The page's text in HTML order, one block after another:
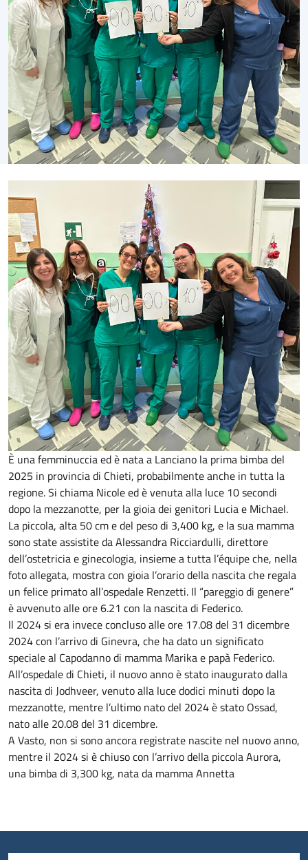
È una femminuccia ed è nata a Lanciano la prima bimba del
2025 in provincia di Chieti, probabilmente anche in tutta la
regione. Si chiama Nicole ed è venuta alla luce 10 secondi
dopo la mezzanotte, per la gioia dei genitori Lucia e Michael.
La piccola, alta 50 cm e del peso di 3,400 kg, e la sua mamma
sono state assistite da Alessandra Ricciardulli, direttore
dell’ostetricia e ginecologia, insieme a tutta l’équipe che, nella
foto allegata, mostra con gioia l’orario della nascita che regala
un felice primato all’ospedale Renzetti. Il “pareggio di genere”
è avvenuto alle ore 6.21 con la nascita di Federico.
Il 2024 si era invece concluso alle ore 17.08 del 31 dicembre
2024 con l’arrivo di Ginevra, che ha dato un significato
speciale al Capodanno di mamma Marika e papà Federico.
All’ospedale di Chieti, il nuovo anno è stato inaugurato dalla
nascita di Jodhveer, venuto alla luce dodici minuti dopo la
mezzanotte, mentre l’ultimo nato del 2024 è stato Ossad,
nato alle 20.08 del 31 dicembre.
A Vasto, non si sono ancora registrate nascite nel nuovo anno,
mentre il 2024 si è chiuso con l’arrivo della piccola Aurora,
una bimba di 3,300 kg, nata da mamma Annetta